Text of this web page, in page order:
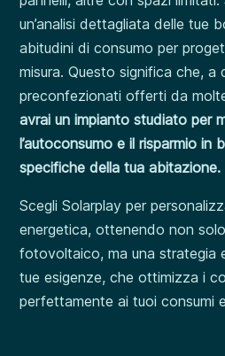
un’analisi dettagliata delle tue
abitudini di consumo per
misura. Questo significa che,
preconfezionati offerti da
avrai un impianto studiato per
l’autoconsumo e il risparmio in
specifiche della tua abitazione.
Scegli Solarplay per
energetica, ottenendo non
fotovoltaico, ma una strategia
tue esigenze, che ottimizza i
perfettamente ai tuoi consumi